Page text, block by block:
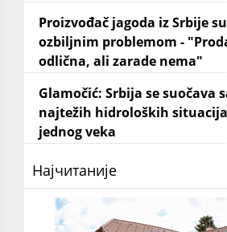
Proizvođač jagoda iz Srbije
ozbiljnim problemom -
odlična, ali zarade nema"
Glamočić: Srbija se suočava
najtežih hidroloških
jednog veka
Најчитаније